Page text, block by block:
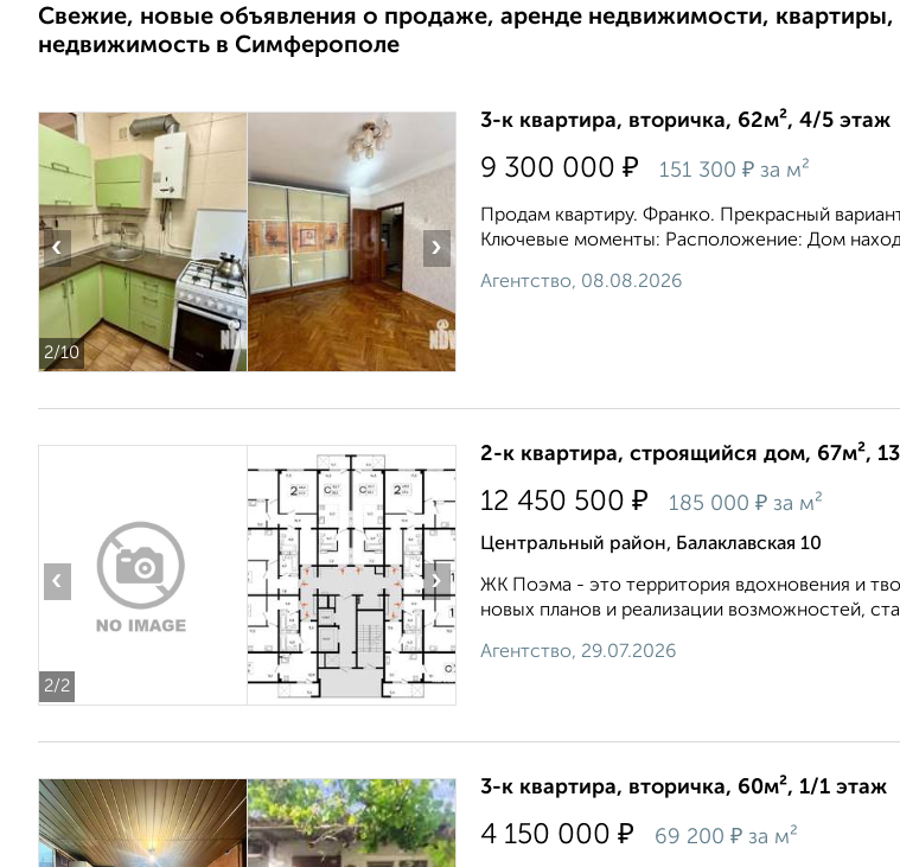
Свежие, новые объявления о продаже, аренде недвижимости,
недвижимость в Симферополе
2/10
‹ ›
3-к квартира, вторичка, 62м², 4/5 этаж
9 300 000 ₽ 151 300 ₽ за м²
Продам квартиру. Франко. Прекрасный
Ключевые моменты: Расположение: Дом
Агентство, 08.08.2026
2/2
‹ ›
2-к квартира, строящийся дом, 67м²,
12 450 500 ₽ 185 000 ₽ за м²
Центральный район, Балаклавская 10
ЖК Поэма - это территория вдохновения и
новых планов и реализации возможностей,
Агентство, 29.07.2026
3-к квартира, вторичка, 60м², 1/1 этаж
4 150 000 ₽ 69 200 ₽ за м²